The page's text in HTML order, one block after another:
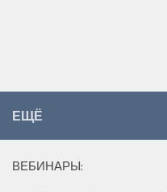
ЕЩЁ
ВЕБИНАРЫ: